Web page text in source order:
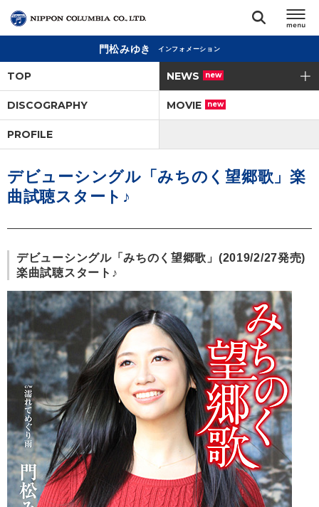
閉じる
アーティスト
ジャンル
オーディション
直営ショップ
会社情報
サイトマップ
お問い合わせ
閉じる
門松みゆき インフォメーション
TOP NEWS new
DISCOGRAPHY MOVIE new
PROFILE
デビューシングル「みちのく望郷歌」楽
曲試聴スタート♪
デビューシングル「みちのく望郷歌」(2019/2/27発売)
楽曲試聴スタート♪